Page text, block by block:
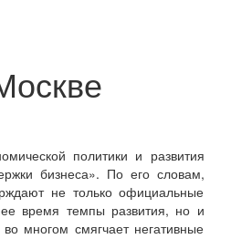
политики и развития
бизнеса». По его словам,
не только официальные
время темпы развития, но и
многом смягчает негативные